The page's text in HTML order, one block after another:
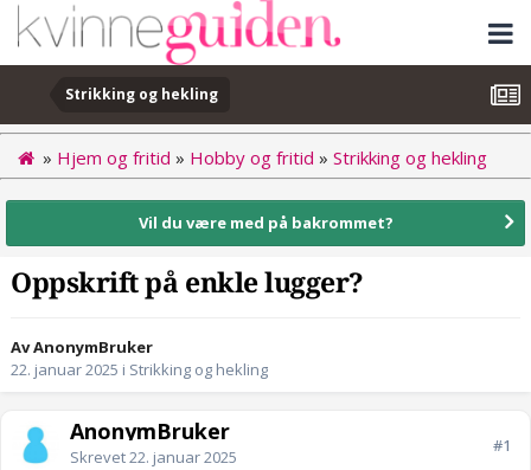
Strikking og hekling
» Hjem og fritid » Hobby og fritid » Strikking og hekling
Vil du være med på bakrommet?
Oppskrift på enkle lugger?
Av AnonymBruker
22. januar 2025 i Strikking og hekling
AnonymBruker
Skrevet22. januar 2025
#1